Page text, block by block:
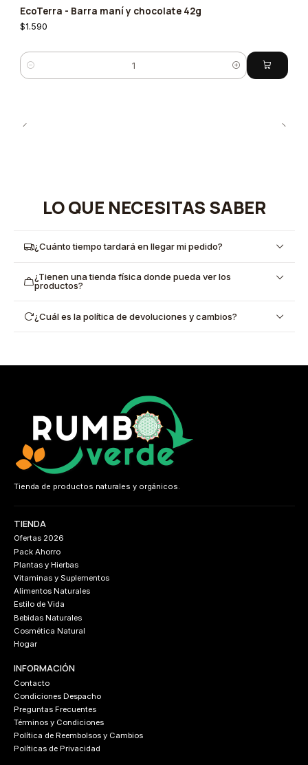
EcoTerra - Barra maní y chocolate 42g
$1.590
Cantidad
LO QUE NECESITAS SABER
¿Cuánto tiempo tardará en llegar mi pedido?
¿Tienen una tienda física donde pueda ver los
productos?
¿Cuál es la política de devoluciones y cambios?
Tienda de productos naturales y orgánicos.
TIENDA
Ofertas 2026
Pack Ahorro
Plantas y Hierbas
Vitaminas y Suplementos
Alimentos Naturales
Estilo de Vida
Bebidas Naturales
Cosmética Natural
Hogar
INFORMACIÓN
Contacto
Condiciones Despacho
Preguntas Frecuentes
Términos y Condiciones
Política de Reembolsos y Cambios
Políticas de Privacidad